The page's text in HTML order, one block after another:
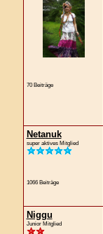
70 Beiträge
Netanuk
super aktives Mitglied
1066 Beiträge
Niggu
Junior Mitglied